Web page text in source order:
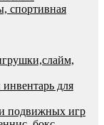
спортивная
для
подвижных игр